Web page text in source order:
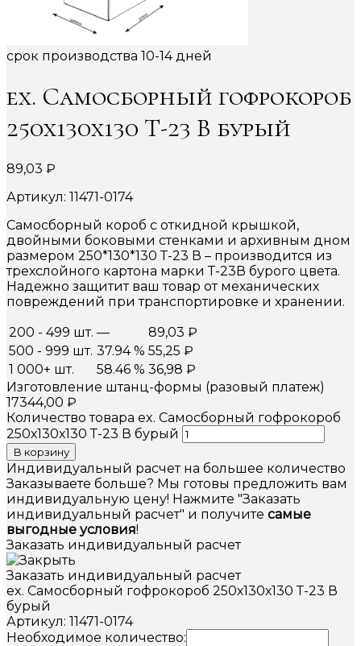
срок производства 10-14 дней
ex. Самосборный гофрокороб
250х130х130 Т-23 В бурый
89,03 ₽
Артикул: 11471-0174
Самосборный короб с откидной крышкой,
двойными боковыми стенками и архивным дном
размером 250*130*130 Т-23 В – производится из
трехслойного картона марки Т-23В бурого цвета.
Надежно защитит ваш товар от механических
повреждений при транспортировке и хранении.
200 - 499 шт. — 89,03 ₽
500 - 999 шт. 37.94 % 55,25 ₽
1 000+ шт.
58.46 % 36,98 ₽
Изготовление штанц-формы (разовый платеж)
17344,00 ₽
Количество товара ex. Самосборный гофрокороб
250х130х130 Т-23 В бурый
В корзину
Индивидуальный расчет на большее количество
Заказываете больше? Мы готовы предложить вам
индивидуальную цену! Нажмите "Заказать
индивидуальный расчет" и получите самые
выгодные условия!
Заказать индивидуальный расчет
Заказать индивидуальный расчет
ex. Самосборный гофрокороб 250х130х130 Т-23 В
бурый
Артикул: 11471-0174
Необходимое количество: